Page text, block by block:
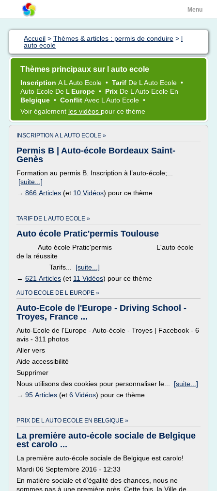
Menu
Accueil > Thèmes & articles : permis de conduire > l
auto ecole
Thèmes principaux sur l auto ecole
Inscription A L Auto Ecole • Tarif De L Auto Ecole •
Auto Ecole De L Europe • Prix De L Auto Ecole En
Belgique • Conflit Avec L Auto Ecole •
Voir également les vidéos pour ce thème
INSCRIPTION A L AUTO ECOLE »
Permis B | Auto-école Bordeaux Saint-
Genès
Formation au permis B. Inscription à l’auto-école;...
[suite...]
→ 866 Articles (et 10 Vidéos) pour ce thème
TARIF DE L AUTO ECOLE »
Auto école Pratic'permis Toulouse
Auto école Pratic'permis L'auto école
de la réussite
Tarifs... [suite...]
→ 621 Articles (et 11 Vidéos) pour ce thème
AUTO ECOLE DE L EUROPE »
Auto-Ecole de l'Europe - Driving School -
Troyes, France ...
Auto-Ecole de l'Europe - Auto-école - Troyes | Facebook - 6
avis - 311 photos
Aller vers
Aide accessibilité
Supprimer
Nous utilisons des cookies pour personnaliser le... [suite...]
→ 95 Articles (et 6 Vidéos) pour ce thème
PRIX DE L AUTO ECOLE EN BELGIQUE »
La première auto-école sociale de Belgique
est carolo ...
La première auto-école sociale de Belgique est carolo!
Mardi 06 Septembre 2016 - 12:33
En matière sociale et d'égalité des chances, nous ne
sommes pas à une première près. Cette fois, la Ville de